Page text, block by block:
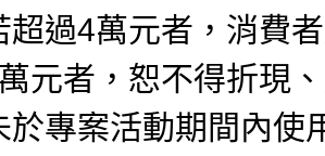
超過4萬元者，消費
元者，恕不得折現
於專案活動期間內使